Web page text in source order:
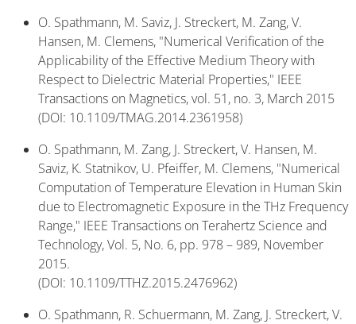
O. Spathmann, M. Saviz, J. Streckert, M. Zang, V.
Hansen, M. Clemens, "Numerical Verification of the
Applicability of the Effective Medium Theory with
Respect to Dielectric Material Properties," IEEE
Transactions on Magnetics, vol. 51, no. 3, March 2015
(DOI: 10.1109/TMAG.2014.2361958)
O. Spathmann, M. Zang, J. Streckert, V. Hansen, M.
Saviz, K. Statnikov, U. Pfeiffer, M. Clemens, "Numerical
Computation of Temperature Elevation in Human Skin
due to Electromagnetic Exposure in the THz Frequency
Range," IEEE Transactions on Terahertz Science and
Technology, Vol. 5, No. 6, pp. 978 – 989, November
2015.
(DOI: 10.1109/TTHZ.2015.2476962)
O. Spathmann, R. Schuermann, M. Zang, J. Streckert, V.